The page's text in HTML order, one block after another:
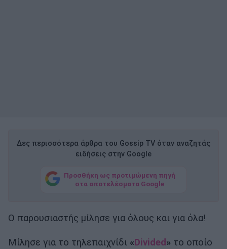
Δες περισσότερα άρθρα του Gossip TV όταν αναζητάς
ειδήσεις στην Google
Προσθήκη ως προτιμώμενη πηγή
στα αποτελέσματα Google
Ο παρουσιαστής μίλησε για όλους και για όλα!
Μίλησε για το τηλεπαιχνίδι «Divided» το οποίο